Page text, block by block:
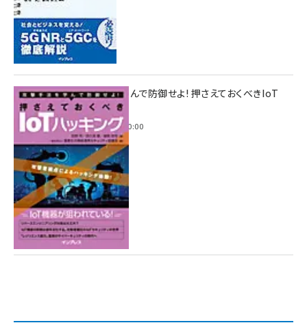
攻撃手法を学んで防御せよ! 押さえておくべきIoT
ハッキング
2022年6月14日 0:00